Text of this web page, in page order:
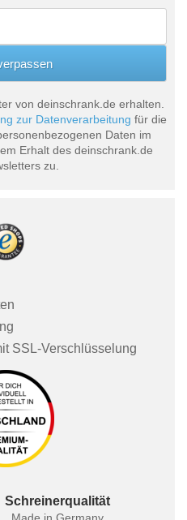
von deinschrank.de erhalten.
zur Datenverarbeitung für die
Daten im
Erhalt des deinschrank.de
zu.
SSL-Verschlüsselung
Schreinerqualität